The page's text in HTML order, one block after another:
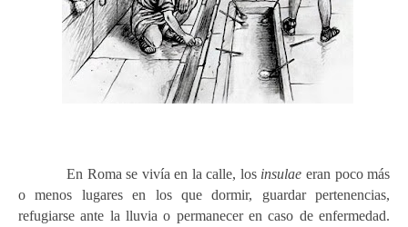
En Roma se vivía en la calle, los insulae eran poco más
o menos lugares en los que dormir, guardar pertenencias,
refugiarse ante la lluvia o permanecer en caso de enfermedad.